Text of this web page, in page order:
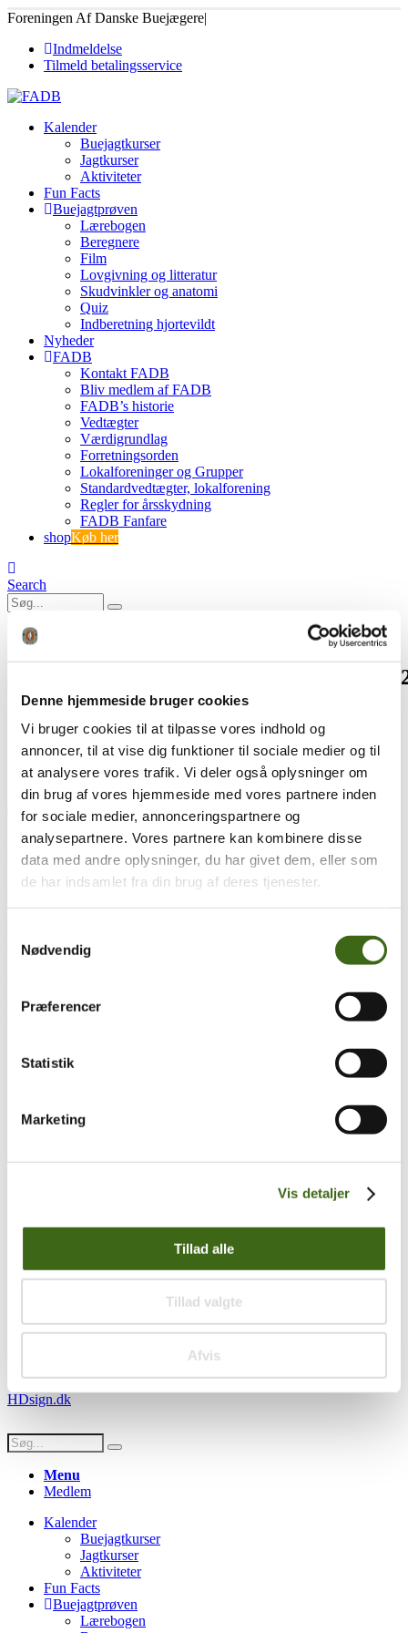
Denne hjemmeside bruger cookies
Vi bruger cookies til at tilpasse vores indhold og
annoncer, til at vise dig funktioner til sociale medier og til
at analysere vores trafik. Vi deler også oplysninger om
din brug af vores hjemmeside med vores partnere inden
for sociale medier, annonceringspartnere og
analysepartnere. Vores partnere kan kombinere disse
data med andre oplysninger, du har givet dem, eller som
de har indsamlet fra din brug af deres tjenester.
Nødvendig
Præferencer
Statistik
Marketing
Vis detaljer
Tillad alle
Tillad valgte
Afvis
Foreningen Af Danske Buejægere|
Indmeldelse
Tilmeld betalingsservice
Kalender
Buejagtkurser
Jagtkurser
Aktiviteter
Fun Facts
Buejagtprøven
Lærebogen
Beregnere
Film
Lovgivning og litteratur
Skudvinkler og anatomi
Quiz
Indberetning hjortevildt
Nyheder
FADB
Kontakt FADB
Bliv medlem af FADB
FADB’s historie
Vedtægter
Værdigrundlag
Forretningsorden
Lokalforeninger og Grupper
Standardvedtægter, lokalforening
Regler for årsskydning
FADB Fanfare
shopKøb her
Search
Årets buejægerfest blev afholdt i weekenden 12. – 14. april
438327879_3051842241618483_727819414231380784_n
Træk og slip
Foreningen af Danske Buejægere (FADB)
8300 Odder
Populære sider
Vedtægter
Om brug af siden
Uddannelsesmateriale
Vigtigt
Persondatapolitik
Youtube
© Copyright FADB - All Rights Reserved -Hjemmeside design af
HDsign.dk
Menu
Medlem
Kalender
Buejagtkurser
Jagtkurser
Aktiviteter
Fun Facts
Buejagtprøven
Lærebogen